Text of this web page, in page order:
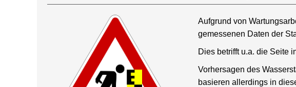
Aufgrund von
gemessenen Daten der
Dies betrifft u.a. die Seite
Vorhersagen des
basieren allerdings in